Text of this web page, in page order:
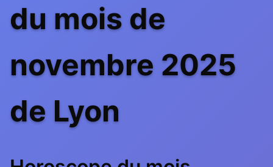
du mois de
novembre 2025
de Lyon